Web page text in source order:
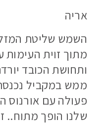
אריה
השמש שליטת
מתוך זוית
ותחושת הכובד
ממש במקביל
פעולה עם אורנוס
שלנו הופך מתוח..